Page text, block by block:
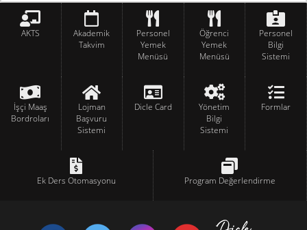
AKTS
Akademik
Takvim
Personel
Yemek
Menüsü
Öğrenci
Yemek
Menüsü
Personel
Bilgi
Sistemi
İşçi Maaş
Bordroları
Lojman
Başvuru
Sistemi
Dicle Card
Yönetim
Bilgi
Sistemi
Formlar
Ek Ders Otomasyonu Program Değerlendirme